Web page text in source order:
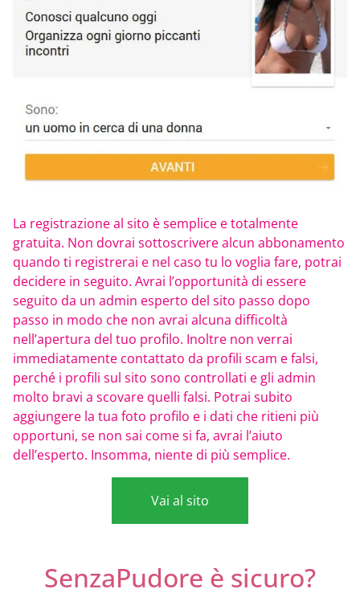
La registrazione al sito è semplice e totalmente
gratuita. Non dovrai sottoscrivere alcun abbonamento
quando ti registrerai e nel caso tu lo voglia fare, potrai
decidere in seguito. Avrai l’opportunità di essere
seguito da un admin esperto del sito passo dopo
passo in modo che non avrai alcuna difficoltà
nell’apertura del tuo profilo. Inoltre non verrai
immediatamente contattato da profili scam e falsi,
perché i profili sul sito sono controllati e gli admin
molto bravi a scovare quelli falsi. Potrai subito
aggiungere la tua foto profilo e i dati che ritieni più
opportuni, se non sai come si fa, avrai l’aiuto
dell’esperto. Insomma, niente di più semplice.
Vai al sito
SenzaPudore è sicuro?